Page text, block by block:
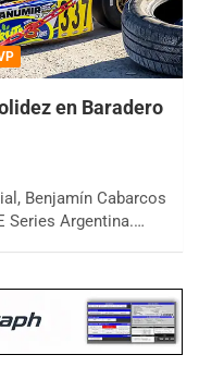
en Baradero
Benjamín Cabarcos
Series Argentina.…